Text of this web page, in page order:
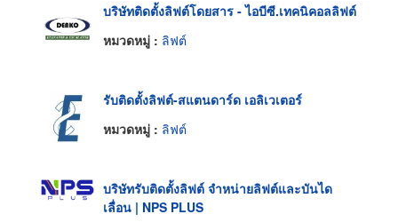
บริษัทติดตั้งลิฟต์โดยสาร - ไอบีซี.เทคนิคอลลิฟต์
หมวดหมู่ : ลิฟต์
รับติดตั้งลิฟต์-สแตนดาร์ด เอลิเวเตอร์
หมวดหมู่ : ลิฟต์
บริษัทรับติดตั้งลิฟต์ จำหน่ายลิฟต์และบันได
เลื่อน | NPS PLUS